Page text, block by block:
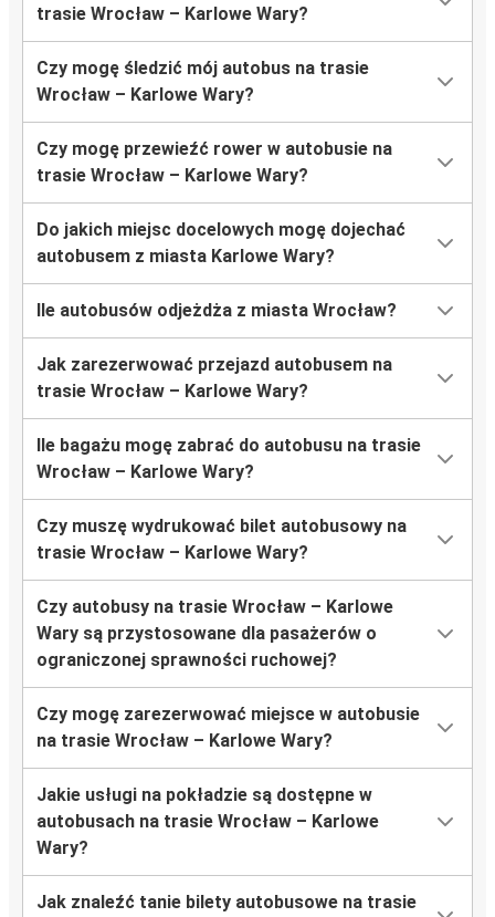
trasie Wrocław – Karlowe Wary?
Czy mogę śledzić mój autobus na trasie
Wrocław – Karlowe Wary?
Czy mogę przewieźć rower w autobusie na
trasie Wrocław – Karlowe Wary?
Do jakich miejsc docelowych mogę dojechać
autobusem z miasta Karlowe Wary?
Ile autobusów odjeżdża z miasta Wrocław?
Jak zarezerwować przejazd autobusem na
trasie Wrocław – Karlowe Wary?
Ile bagażu mogę zabrać do autobusu na trasie
Wrocław – Karlowe Wary?
Czy muszę wydrukować bilet autobusowy na
trasie Wrocław – Karlowe Wary?
Czy autobusy na trasie Wrocław – Karlowe
Wary są przystosowane dla pasażerów o
ograniczonej sprawności ruchowej?
Czy mogę zarezerwować miejsce w autobusie
na trasie Wrocław – Karlowe Wary?
Jakie usługi na pokładzie są dostępne w
autobusach na trasie Wrocław – Karlowe
Wary?
Jak znaleźć tanie bilety autobusowe na trasie